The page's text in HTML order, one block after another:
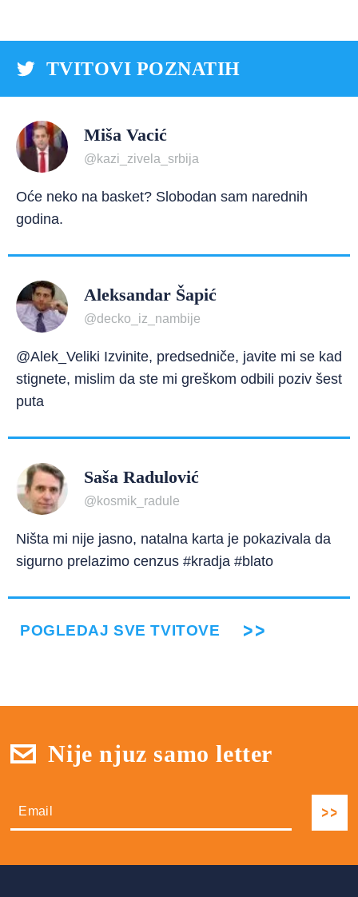
TVITOVI POZNATIH
Miša Vacić
@kazi_zivela_srbija
Oće neko na basket? Slobodan sam narednih
godina.
Aleksandar Šapić
@decko_iz_nambije
@Alek_Veliki Izvinite, predsedniče, javite mi se kad
stignete, mislim da ste mi greškom odbili poziv šest
puta
Saša Radulović
@kosmik_radule
Ništa mi nije jasno, natalna karta je pokazivala da
sigurno prelazimo cenzus #kradja #blato
POGLEDAJ SVE TVITOVE
Nije njuz samo letter